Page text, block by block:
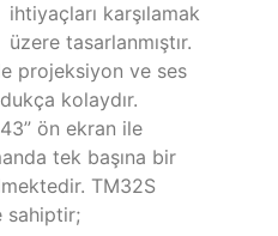
ihtiyaçları karşılamak
üzere tasarlanmıştır.
projeksiyon ve ses
kolaydır.
ön ekran ile
tek başına bir
TM32S
sahiptir;